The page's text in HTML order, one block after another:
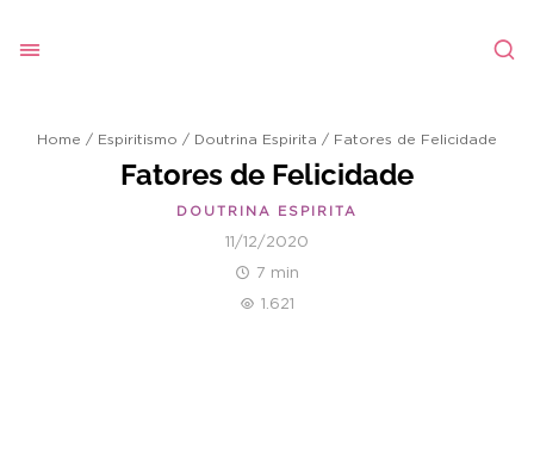
Home / Espiritismo / Doutrina Espirita / Fatores de Felicidade
Fatores de Felicidade
DOUTRINA ESPIRITA
11/12/2020
7 min
1.621